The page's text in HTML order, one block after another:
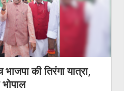
की तिरंगा यात्रा,